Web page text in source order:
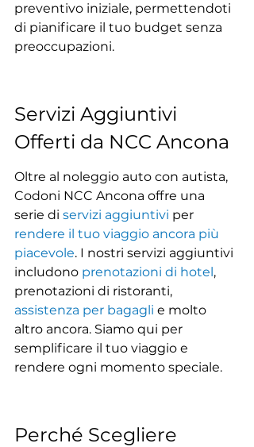
preventivo iniziale, permettendoti
di pianificare il tuo budget senza
preoccupazioni.
Servizi Aggiuntivi
Offerti da NCC Ancona
Oltre al noleggio auto con autista,
Codoni NCC Ancona offre una
serie di servizi aggiuntivi per
rendere il tuo viaggio ancora più
piacevole. I nostri servizi aggiuntivi
includono prenotazioni di hotel,
prenotazioni di ristoranti,
assistenza per bagagli e molto
altro ancora. Siamo qui per
semplificare il tuo viaggio e
rendere ogni momento speciale.
Perché Scegliere